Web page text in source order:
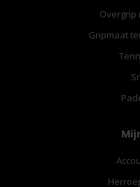
Overgrip
Gripmaat